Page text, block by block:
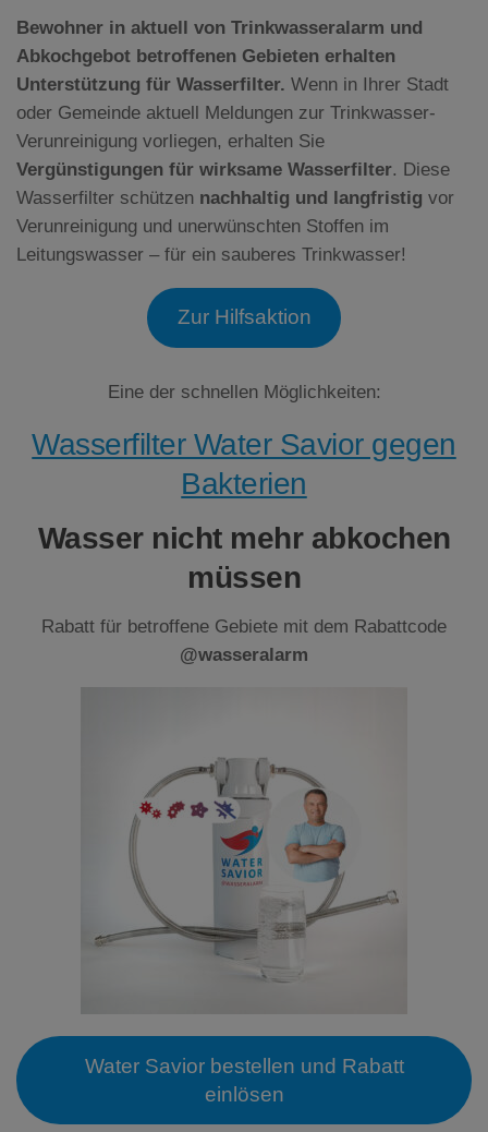
Bewohner in aktuell von Trinkwasseralarm und
Abkochgebot betroffenen Gebieten erhalten
Unterstützung für Wasserfilter. Wenn in Ihrer Stadt
oder Gemeinde aktuell Meldungen zur Trinkwasser-
Verunreinigung vorliegen, erhalten Sie
Vergünstigungen für wirksame Wasserfilter. Diese
Wasserfilter schützen nachhaltig und langfristig vor
Verunreinigung und unerwünschten Stoffen im
Leitungswasser – für ein sauberes Trinkwasser!
Zur Hilfsaktion
Eine der schnellen Möglichkeiten:
Wasserfilter Water Savior gegen
Bakterien
Wasser nicht mehr abkochen
müssen
Rabatt für betroffene Gebiete mit dem Rabattcode
@wasseralarm
Water Savior bestellen und Rabatt
einlösen